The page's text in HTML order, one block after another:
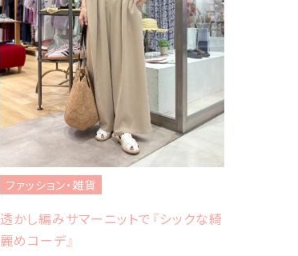
ファッション・雑貨
透かし編みサマーニットで『シックな綺
麗めコーデ』